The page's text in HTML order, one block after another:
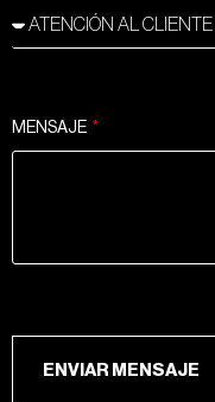
MENSAJE
ENVIAR MENSAJE